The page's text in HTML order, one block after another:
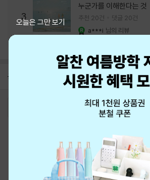
3
누군가를 이해한다는 것
추천 20건 댓글 20건
a***i 님의 리뷰
공지 8월 신용카드 무이자할부 안내
오늘은 그만 보기
최근 본 상품
eBook 1:1문의/채팅상담
예스이십사(주) 사업자 정보
이용약관
개인정보처리방침
청소